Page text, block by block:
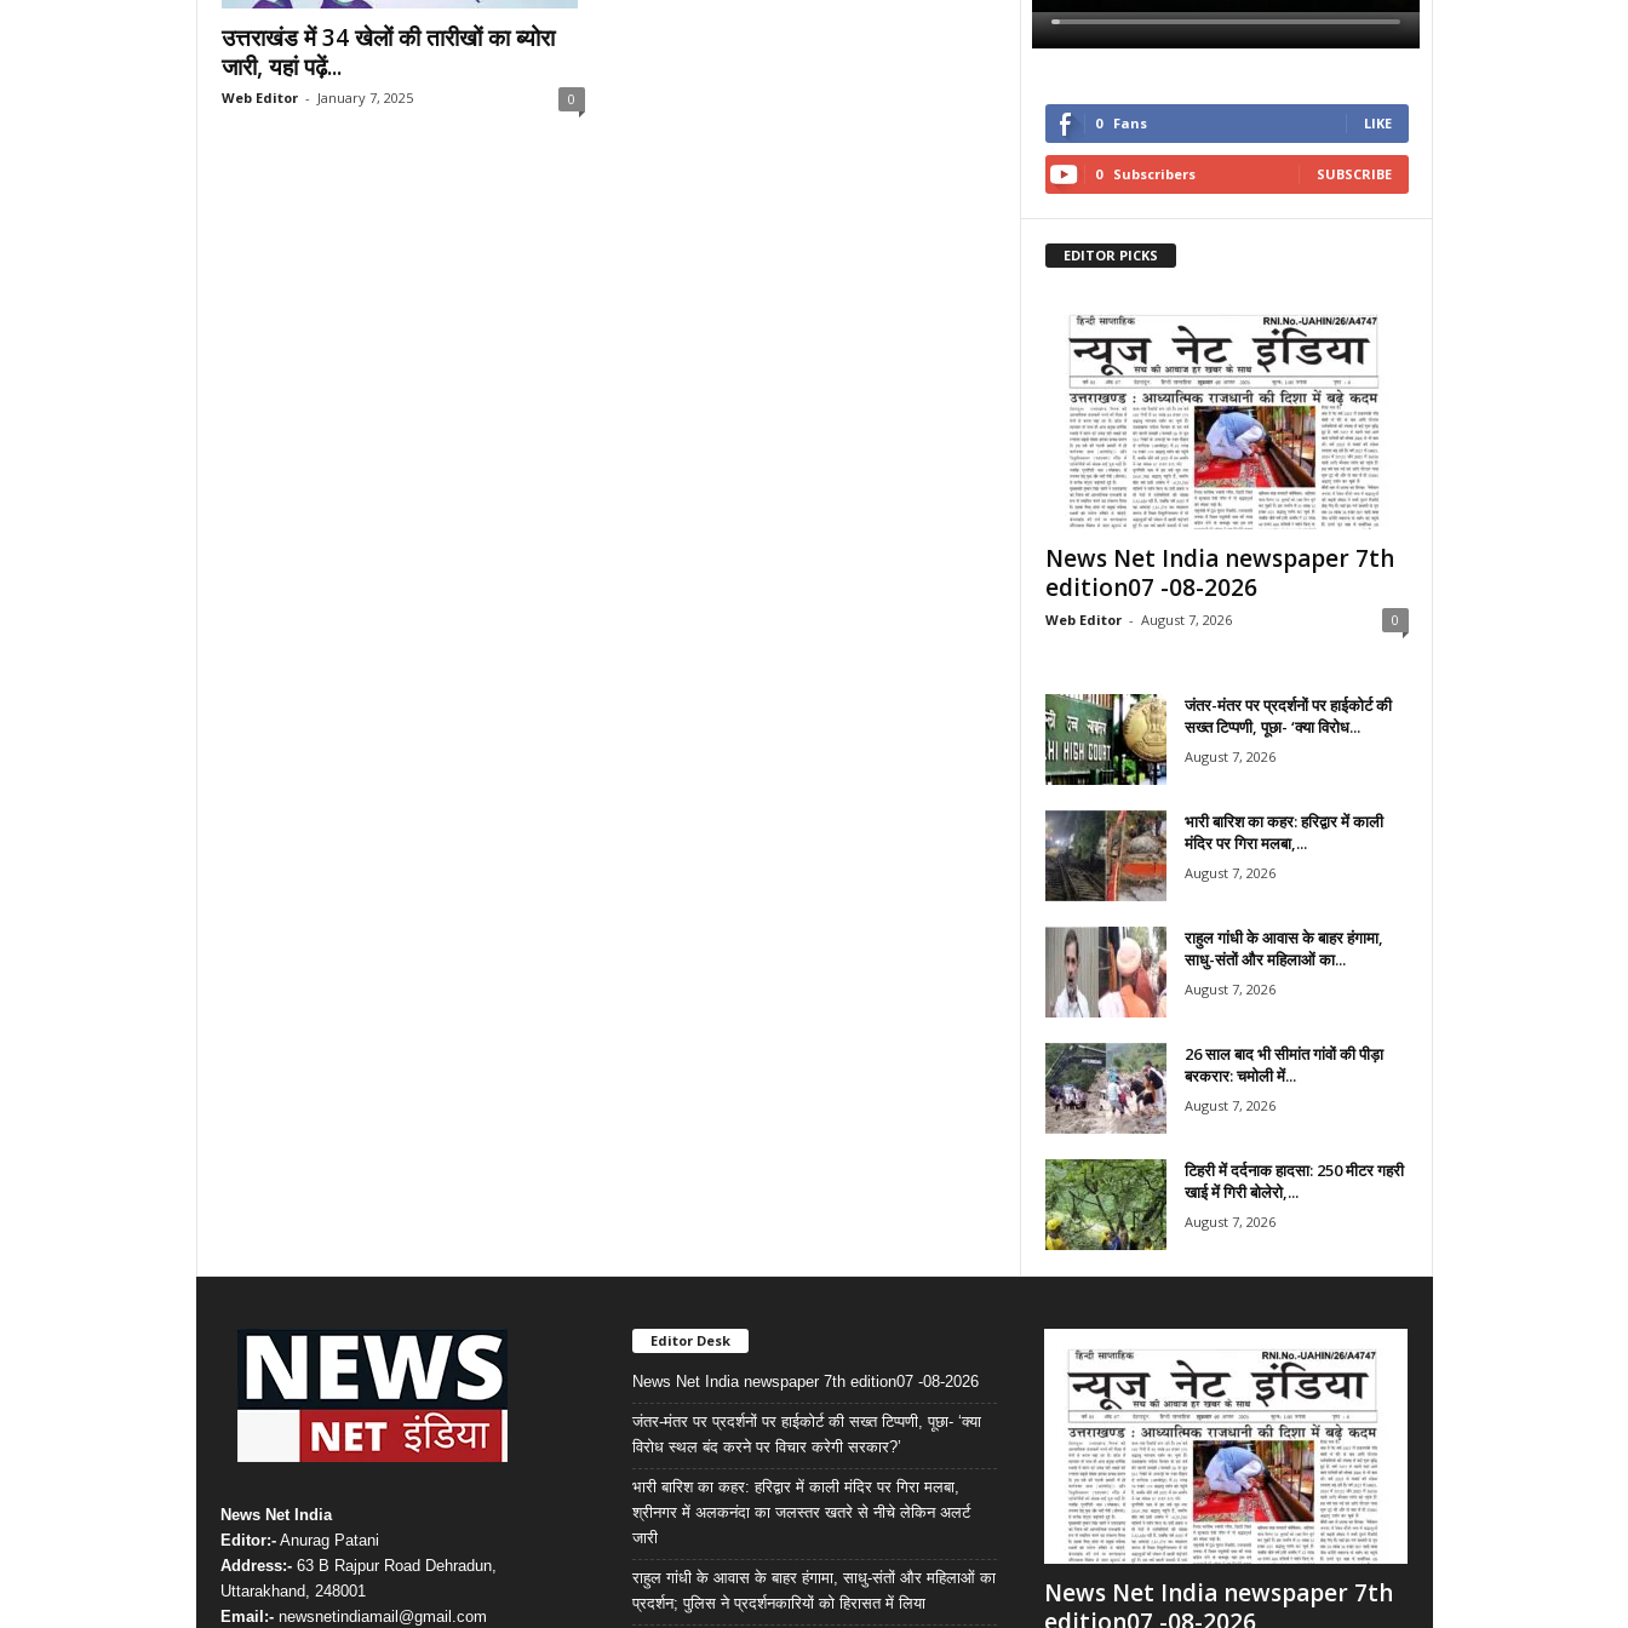
उत्तराखंड में 34 खेलों की तारीखों का ब्योरा
जारी, यहां पढ़ें...
Web Editor - January 7, 2025 0
0 Fans LIKE
0 Subscribers SUBSCRIBE
EDITOR PICKS
News Net India newspaper 7th
edition07 -08-2026
Web Editor - August 7, 2026 0
जंतर-मंतर पर प्रदर्शनों पर हाईकोर्ट की
सख्त टिप्पणी, पूछा- ‘क्या विरोध...
August 7, 2026
भारी बारिश का कहर: हरिद्वार में काली
मंदिर पर गिरा मलबा,...
August 7, 2026
राहुल गांधी के आवास के बाहर हंगामा,
साधु-संतों और महिलाओं का...
August 7, 2026
26 साल बाद भी सीमांत गांवों की पीड़ा
बरकरार: चमोली में...
August 7, 2026
टिहरी में दर्दनाक हादसा: 250 मीटर गहरी
खाई में गिरी बोलेरो,...
August 7, 2026
News Net India
Editor:-Anurag Patani
Address:-63 B Rajpur Road Dehradun,
Uttarakhand, 248001
Email:-newsnetindiamail@gmail.com
Editor Desk
News Net India newspaper 7th edition07 -08-2026
जंतर-मंतर पर प्रदर्शनों पर हाईकोर्ट की सख्त टिप्पणी, पूछा- ‘क्या
विरोध स्थल बंद करने पर विचार करेगी सरकार?’
भारी बारिश का कहर: हरिद्वार में काली मंदिर पर गिरा मलबा,
श्रीनगर में अलकनंदा का जलस्तर खतरे से नीचे लेकिन अलर्ट
जारी
राहुल गांधी के आवास के बाहर हंगामा, साधु-संतों और महिलाओं का
प्रदर्शन; पुलिस ने प्रदर्शनकारियों को हिरासत में लिया
News Net India newspaper 7th